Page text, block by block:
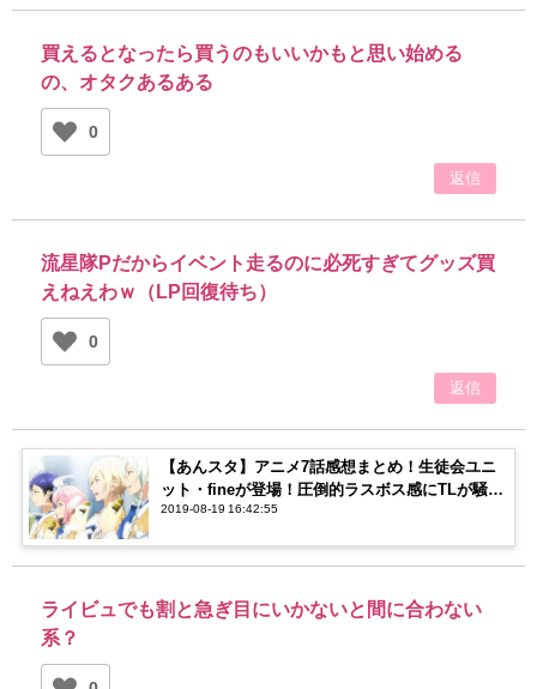
買えるとなったら買うのもいいかもと思い始める
の、オタクあるある
0
返信
流星隊Pだからイベント走るのに必死すぎてグッズ買
えねえわｗ（LP回復待ち）
0
返信
【あんスタ】アニメ7話感想まとめ！生徒会ユニ
ット・fineが登場！圧倒的ラスボス感にTLが騒
然…！
2019-08-19 16:42:55
ライビュでも割と急ぎ目にいかないと間に合わない
系？